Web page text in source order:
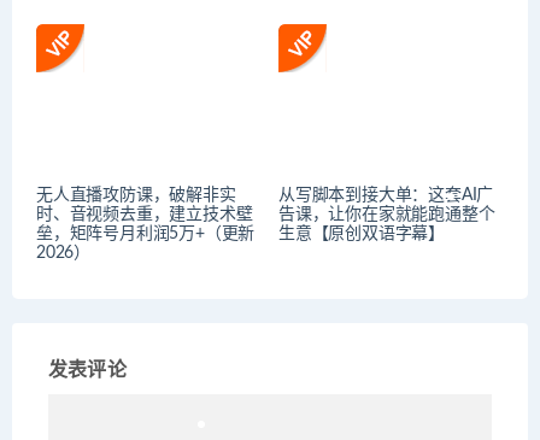
无人直播攻防课，破解非实
时、音视频去重，建立技术壁
垒，矩阵号月利润5万+（更新
2026）
从写脚本到接大单：这套AI广
告课，让你在家就能跑通整个
生意【原创双语字幕】
发表评论